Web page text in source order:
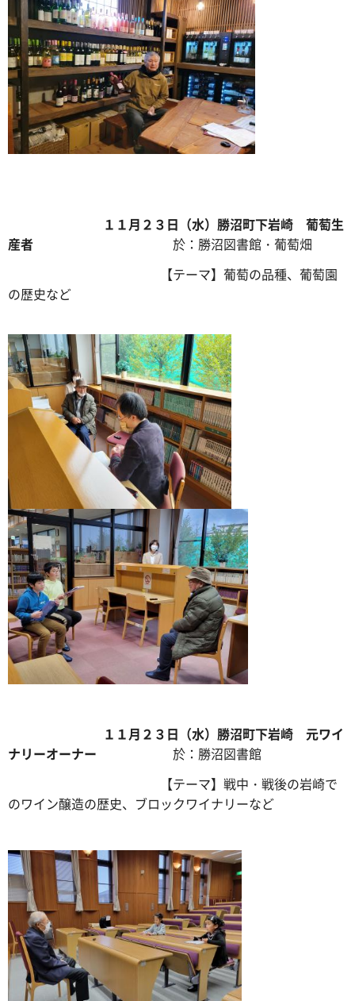
１１月２３日（水）勝沼町下岩崎 葡萄生
産者
於：勝沼図書館・葡萄畑
【テーマ】葡萄の品種、葡萄園
の歴史など
１１月２３日（水）勝沼町下岩崎 元ワイ
ナリーオーナー
於：勝沼図書館
【テーマ】戦中・戦後の岩崎で
のワイン醸造の歴史、ブロックワイナリーなど